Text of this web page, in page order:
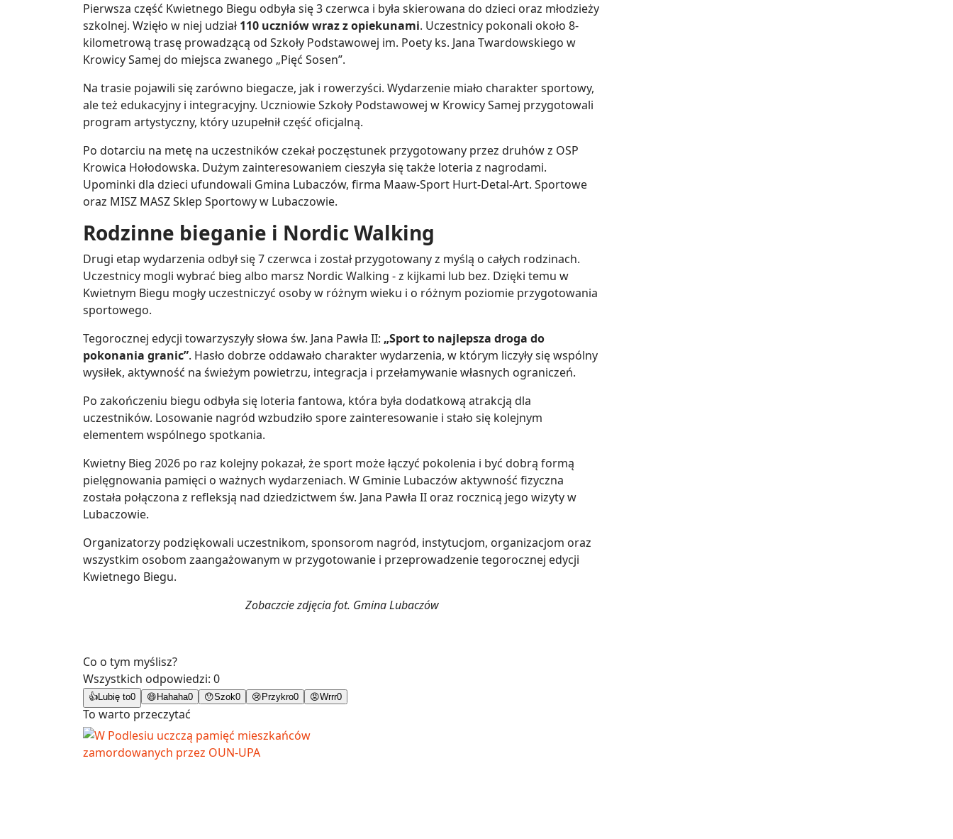
Pierwsza część Kwietnego Biegu odbyła się 3 czerwca i była skierowana do dzieci oraz młodzieży
szkolnej. Wzięło w niej udział 110 uczniów wraz z opiekunami. Uczestnicy pokonali około 8-
kilometrową trasę prowadzącą od Szkoły Podstawowej im. Poety ks. Jana Twardowskiego w
Krowicy Samej do miejsca zwanego „Pięć Sosen”.
Na trasie pojawili się zarówno biegacze, jak i rowerzyści. Wydarzenie miało charakter sportowy,
ale też edukacyjny i integracyjny. Uczniowie Szkoły Podstawowej w Krowicy Samej przygotowali
program artystyczny, który uzupełnił część oficjalną.
Po dotarciu na metę na uczestników czekał poczęstunek przygotowany przez druhów z OSP
Krowica Hołodowska. Dużym zainteresowaniem cieszyła się także loteria z nagrodami.
Upominki dla dzieci ufundowali Gmina Lubaczów, firma Maaw-Sport Hurt-Detal-Art. Sportowe
oraz MISZ MASZ Sklep Sportowy w Lubaczowie.
Rodzinne bieganie i Nordic Walking
Drugi etap wydarzenia odbył się 7 czerwca i został przygotowany z myślą o całych rodzinach.
Uczestnicy mogli wybrać bieg albo marsz Nordic Walking - z kijkami lub bez. Dzięki temu w
Kwietnym Biegu mogły uczestniczyć osoby w różnym wieku i o różnym poziomie przygotowania
sportowego.
Tegorocznej edycji towarzyszyły słowa św. Jana Pawła II: „Sport to najlepsza droga do
pokonania granic”. Hasło dobrze oddawało charakter wydarzenia, w którym liczyły się wspólny
wysiłek, aktywność na świeżym powietrzu, integracja i przełamywanie własnych ograniczeń.
Po zakończeniu biegu odbyła się loteria fantowa, która była dodatkową atrakcją dla
uczestników. Losowanie nagród wzbudziło spore zainteresowanie i stało się kolejnym
elementem wspólnego spotkania.
Kwietny Bieg 2026 po raz kolejny pokazał, że sport może łączyć pokolenia i być dobrą formą
pielęgnowania pamięci o ważnych wydarzeniach. W Gminie Lubaczów aktywność fizyczna
została połączona z refleksją nad dziedzictwem św. Jana Pawła II oraz rocznicą jego wizyty w
Lubaczowie.
Organizatorzy podziękowali uczestnikom, sponsorom nagród, instytucjom, organizacjom oraz
wszystkim osobom zaangażowanym w przygotowanie i przeprowadzenie tegorocznej edycji
Kwietnego Biegu.
Zobaczcie zdjęcia fot. Gmina Lubaczów
Co o tym myślisz?
Wszystkich odpowiedzi: 0
👍Lubię to0 😄 Hahaha0 😯Szok0 😢 Przykro0 😡Wrrr0
To warto przeczytać